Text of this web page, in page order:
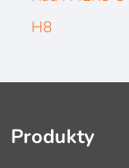
H8
Produkty